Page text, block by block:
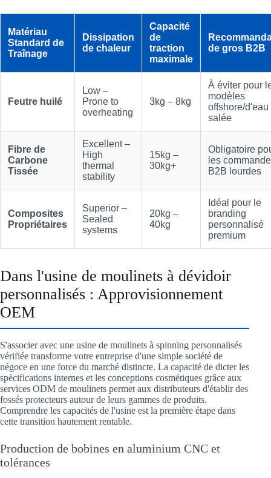
Matériau
Standard de
Traînage
Dissipation
de chaleur
Capacité
de
traction
maximale
de gros B2B
Feutre huilé
Low –
Prone to
overheating
3kg – 8kg
À éviter pour
modèles
offshore/d'eau
salée
Fibre de
Carbone
Tissée
Excellent –
High
thermal
stability
15kg –
30kg+
Obligatoire
les
B2B lourdes
Composites
Propriétaires
Superior –
Sealed
systems
20kg –
40kg
Idéal pour le
branding
personnalisé
premium
Dans l'usine de moulinets à dévidoir
personnalisés : Approvisionnement
OEM
S'associer avec une usine de moulinets à spinning personnalisés
vérifiée transforme votre entreprise d'une simple société de
négoce en une force du marché distincte. La capacité de dicter les
spécifications internes et les conceptions cosmétiques grâce aux
services ODM de moulinets permet aux distributeurs d'établir des
fossés protecteurs autour de leurs gammes de produits.
Comprendre les capacités de l'usine est la première étape dans
cette transition hautement rentable.
Production de bobines en aluminium CNC et
tolérances